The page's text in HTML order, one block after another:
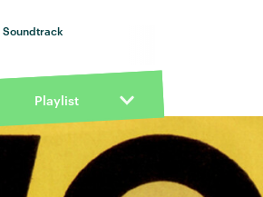
Soundtrack
Playlist